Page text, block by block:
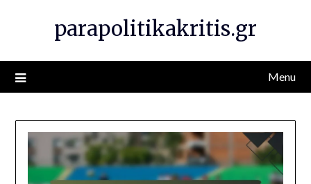
parapolitikakritis.gr
Menu